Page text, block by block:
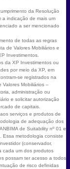
da Resolução
a indicação de mais um
a ser mencionado
de todas as regras
de Valores Mobiliários e
Investimentos.
da XP Investimentos ou
por meio da XP, em
se registrados na
Valores Mobiliários –
administração ou
e solicitar autorização
de capitais.
serviços e produtos de
de adequação dos
de Suitability nº 01 e
Essa metodologia consiste
(conservador,
cada um dos produtos
possam ter acesso a todos
de risco definidas